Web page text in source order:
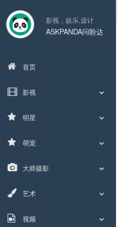
影视，娱乐,设计
ASKPANDA问盼达
首页
影视
明星
萌宠
大师摄影
艺术
视频